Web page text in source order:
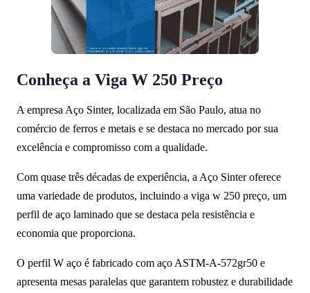
Conheça a Viga W 250 Preço
A empresa Aço Sinter, localizada em São Paulo, atua no
comércio de ferros e metais e se destaca no mercado por sua
excelência e compromisso com a qualidade.
Com quase três décadas de experiência, a Aço Sinter oferece
uma variedade de produtos, incluindo a viga w 250 preço, um
perfil de aço laminado que se destaca pela resistência e
economia que proporciona.
O perfil W aço é fabricado com aço ASTM-A-572gr50 e
apresenta mesas paralelas que garantem robustez e durabilidade